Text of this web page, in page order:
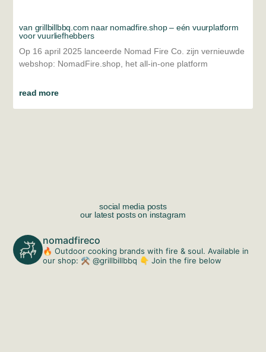
van grillbillbbq.com naar nomadfire.shop – eén vuurplatform
voor vuurliefhebbers
Op 16 april 2025 lanceerde Nomad Fire Co. zijn vernieuwde
webshop: NomadFire.shop, het all-in-one platform
read more
social media posts
our latest posts on instagram
nomadfireco
🔥 Outdoor cooking brands with fire & soul. Available in
our shop: ⚒️ @grillbillbbq 👇 Join the fire below